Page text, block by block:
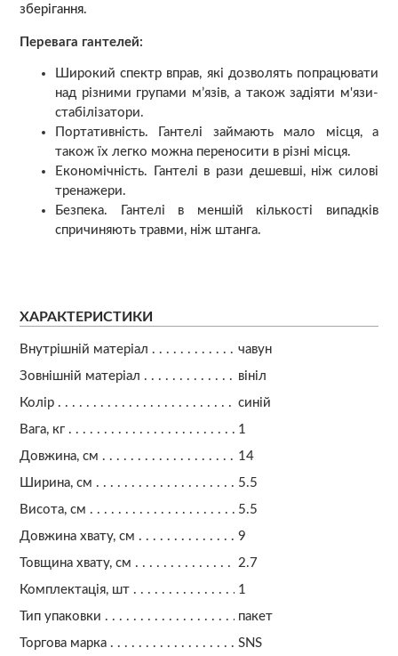
зберігання.
Перевага гантелей:
Широкий спектр вправ, які дозволять попрацювати
над різними групами м’язів, а також задіяти м'язи-
стабілізатори.
Портативність. Гантелі займають мало місця, а
також їх легко можна переносити в різні місця.
Економічність. Гантелі в рази дешевші, ніж силові
тренажери.
Безпека. Гантелі в меншій кількості випадків
спричиняють травми, ніж штанга.
ХАРАКТЕРИСТИКИ
Внутрішній матеріал
чавун
Зовнішній матеріал
вініл
Колір
синій
Вага, кг
1
Довжина, см
14
Ширина, см
5.5
Висота, см
5.5
Довжина хвату, см
9
Товщина хвату, см
2.7
Комплектація, шт
1
Тип упаковки
пакет
Торгова марка
SNS